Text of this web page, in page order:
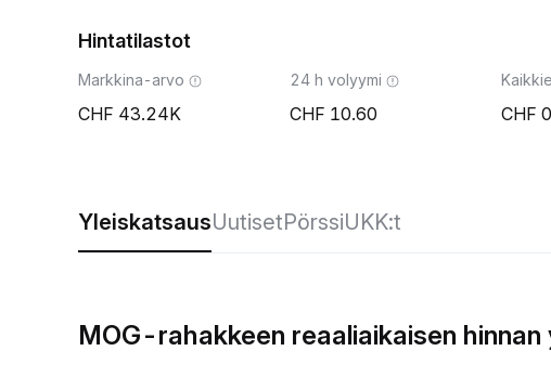
Hintatilastot
Markkina-arvo
43.24K
24 h volyymi
10.60
YleiskatsausUutisetPörssiUKK:t
MOG-rahakkeen reaaliaikaisen